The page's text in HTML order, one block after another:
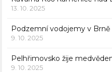
13. 10. 2025
Podzemní vodojemy v Brně
9. 10. 2025
Pelhřimovsko žije
9. 10. 2025